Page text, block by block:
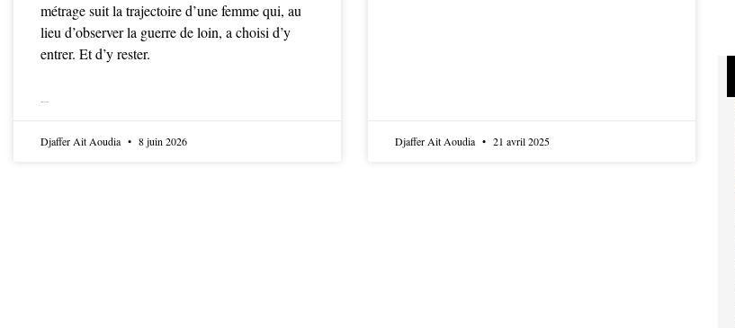
métrage suit la trajectoire d’une femme qui, au
lieu d’observer la guerre de loin, a choisi d’y
entrer. Et d’y rester.
Djaffer Ait Aoudia 8 juin 2026 Djaffer Ait Aoudia 21 avril 2025